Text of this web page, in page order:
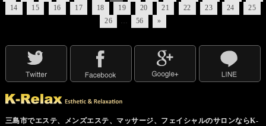
14
15 16 17 18 19 20 21 22 23 24
25
26
… 56 »
三島市でエステ、メンズエステ、マッサージ、フェイシャルのサロンならK-